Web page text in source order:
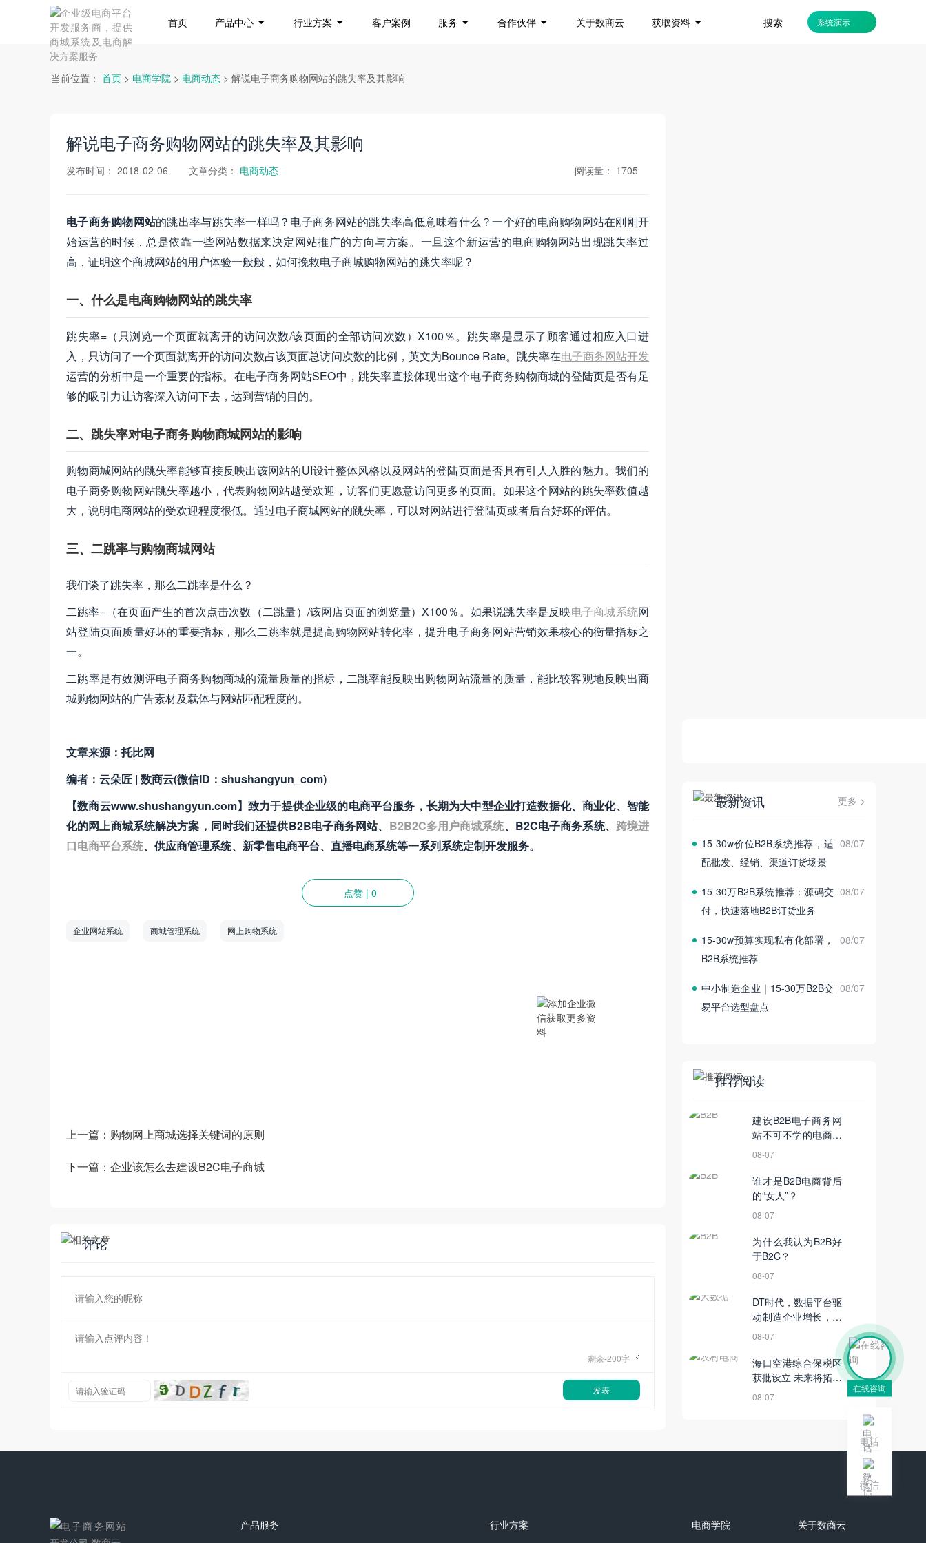
首页 产品中心 行业方案 客户案例 服务 合作伙伴 关于数商云 获取资料 搜索 系统演示
当前位置： 首页 > 电商学院 > 电商动态 > 解说电子商务购物网站的跳失率及其影响
解说电子商务购物网站的跳失率及其影响
发布时间： 2018-02-06 文章分类： 电商动态 阅读量： 1705
电子商务购物网站的跳出率与跳失率一样吗？电子商务网站的跳失率高低意味着什么？一个好的电商购物网站在刚刚开
始运营的时候，总是依靠一些网站数据来决定网站推广的方向与方案。一旦这个新运营的电商购物网站出现跳失率过
高，证明这个商城网站的用户体验一般般，如何挽救电子商城购物网站的跳失率呢？
一、什么是电商购物网站的跳失率
跳失率=（只浏览一个页面就离开的访问次数/该页面的全部访问次数）X100％。跳失率是显示了顾客通过相应入口进
入，只访问了一个页面就离开的访问次数占该页面总访问次数的比例，英文为Bounce Rate。跳失率在电子商务网站开发
运营的分析中是一个重要的指标。在电子商务网站SEO中，跳失率直接体现出这个电子商务购物商城的登陆页是否有足
够的吸引力让访客深入访问下去，达到营销的目的。
二、跳失率对电子商务购物商城网站的影响
购物商城网站的跳失率能够直接反映出该网站的UI设计整体风格以及网站的登陆页面是否具有引人入胜的魅力。我们的
电子商务购物网站跳失率越小，代表购物网站越受欢迎，访客们更愿意访问更多的页面。如果这个网站的跳失率数值越
大，说明电商网站的受欢迎程度很低。通过电子商城网站的跳失率，可以对网站进行登陆页或者后台好坏的评估。
三、二跳率与购物商城网站
我们谈了跳失率，那么二跳率是什么？
二跳率=（在页面产生的首次点击次数（二跳量）/该网店页面的浏览量）X100％。如果说跳失率是反映电子商城系统网
站登陆页面质量好坏的重要指标，那么二跳率就是提高购物网站转化率，提升电子商务网站营销效果核心的衡量指标之
一。
二跳率是有效测评电子商务购物商城的流量质量的指标，二跳率能反映出购物网站流量的质量，能比较客观地反映出商
城购物网站的广告素材及载体与网站匹配程度的。
文章来源：托比网
编者：云朵匠 | 数商云(微信ID：shushangyun_com)
【数商云www.shushangyun.com】致力于提供企业级的电商平台服务，长期为大中型企业打造数据化、商业化、智能
化的网上商城系统解决方案，同时我们还提供B2B电子商务网站、 B2B2C多用户商城系统、B2C电子商务系统、 跨境进
口电商平台系统、供应商管理系统、新零售电商平台、直播电商系统等一系列系统定制开发服务。
点赞 | 0
企业网站系统 商城管理系统 网上购物系统
上一篇： 购物网上商城选择关键词的原则
下一篇： 企业该怎么去建设B2C电子商城
评论
剩余-200字
发表
最新资讯 更多 >
15‑30w价位B2B系统推荐，适
配批发、经销、渠道订货场景
08/07
15‑30万B2B系统推荐：源码交
付，快速落地B2B订货业务
08/07
15‑30w预算实现私有化部署，
B2B系统推荐
08/07
中小制造企业｜15‑30万B2B交
易平台选型盘点
08/07
推荐阅读
建设B2B电子商务网
站不可不学的电商营
销技巧
08-07
谁才是B2B电商背后
的“女人”？
08-07
为什么我认为B2B好
于B2C？
08-07
DT时代，数据平台驱
动制造企业增长，实
现精细化运营
08-07
海口空港综合保税区
获批设立 未来将拓展
跨境电商等业务丨5
08-07
产品服务 行业方案 电商学院 关于数商云
在线咨询
电话
微信